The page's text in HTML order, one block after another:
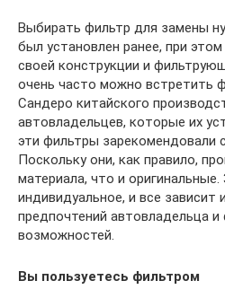
Выбирать фильтр для замены
был установлен ранее, при
своей конструкции и
очень часто можно встретить
Сандеро китайского
автовладельцев, которые их
эти фильтры зарекомендовали
Поскольку они, как правило,
материала, что и
индивидуальное, и все зависит
предпочтений автовладельца
возможностей.
Вы пользуетесь фильтром